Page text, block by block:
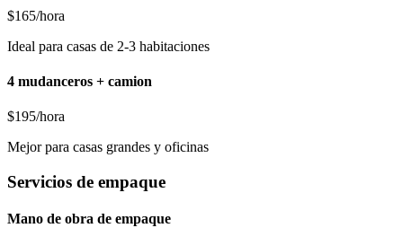
$165/hora
Ideal para casas de 2-3 habitaciones
4 mudanceros + camion
$195/hora
Mejor para casas grandes y oficinas
Servicios de empaque
Mano de obra de empaque